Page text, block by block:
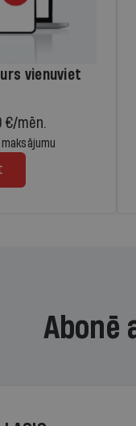
vienuviet
€/mēn.
Abonē